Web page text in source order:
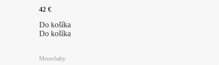
42 €
Do košíka
Do košíka
Meowbaby